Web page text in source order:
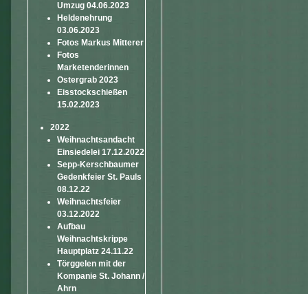
Umzug 04.06.2023
Heldenehrung
03.06.2023
Fotos Markus Mitterer
Fotos
Marketenderinnen
Ostergrab 2023
Eisstockschießen
15.02.2023
2022
Weihnachtsandacht
Einsiedelei 17.12.2022
Sepp-Kerschbaumer
Gedenkfeier St. Pauls
08.12.22
Weihnachtsfeier
03.12.2022
Aufbau
Weihnachtskrippe
Hauptplatz 24.11.22
Törggelen mit der
Kompanie St. Johann /
Ahrn